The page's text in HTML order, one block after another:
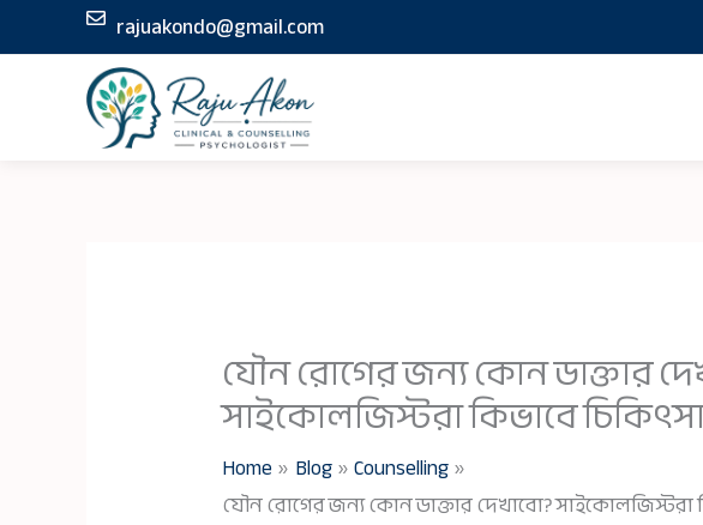
to
rajuakondo@gmail.com
যৌন রোগের জন্য কোন ডাক্তার
সাইকোলজিস্টরা কিভাবে
Home Blog Counselling
যৌন রোগের জন্য কোন ডাক্তার দেখাবো? সাইকোলজিস্টরা